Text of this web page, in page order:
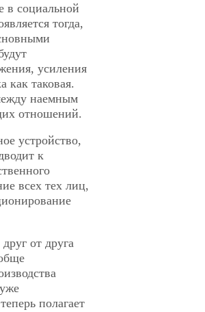
в социальной
тогда,
усиления
как таковая.
наемным
отношений.
устройство,
к
всех тех лиц,
от друга
полагает